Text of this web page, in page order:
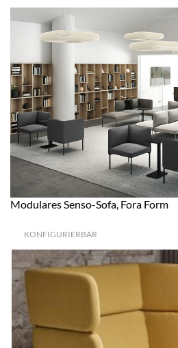
Modulares Senso-Sofa, Fora Form
KONFIGURIERBAR